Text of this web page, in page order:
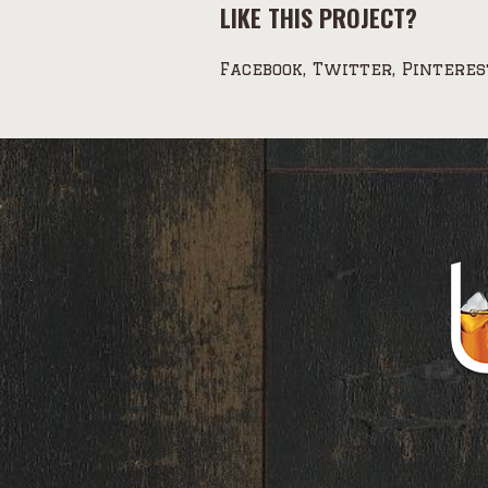
LIKE THIS PROJECT?
Facebook Twitter